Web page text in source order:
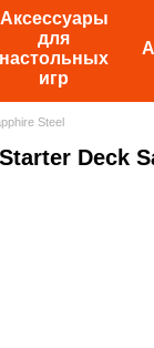
Аксессуары
для
настольных
игр
Steel
Deck